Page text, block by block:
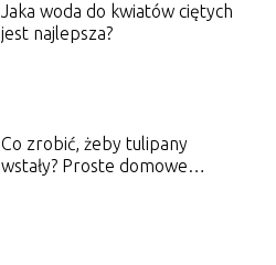
Jaka woda do kwiatów ciętych
jest najlepsza?
Co zrobić, żeby tulipany
wstały? Proste domowe